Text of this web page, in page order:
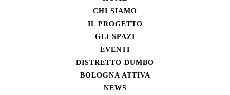
CHI SIAMO
IL PROGETTO
GLI SPAZI
EVENTI
DISTRETTO DUMBO
BOLOGNA ATTIVA
NEWS